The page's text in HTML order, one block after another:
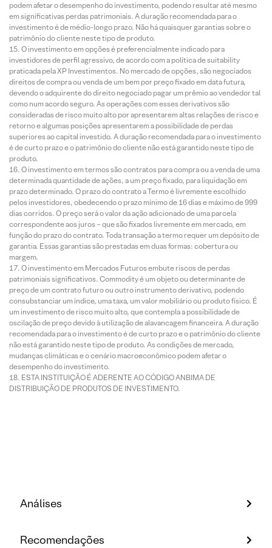
podem afetar o desempenho do investimento, podendo resultar até mesmo
em significativas perdas patrimoniais. A duração recomendada para o
investimento é de médio-longo prazo. Não há quaisquer garantias sobre o
patrimônio do cliente neste tipo de produto.
O investimento em opções é preferencialmente indicado para
investidores de perfil agressivo, de acordo com a política de suitability
praticada pela XP Investimentos. No mercado de opções, são negociados
direitos de compra ou venda de um bem por preço fixado em data futura,
devendo o adquirente do direito negociado pagar um prêmio ao vendedor tal
como num acordo seguro. As operações com esses derivativos são
consideradas de risco muito alto por apresentarem altas relações de risco e
retorno e algumas posições apresentarem a possibilidade de perdas
superiores ao capital investido. A duração recomendada para o investimento
é de curto prazo e o patrimônio do cliente não está garantido neste tipo de
produto.
O investimento em termos são contratos para compra ou a venda de uma
determinada quantidade de ações, a um preço fixado, para liquidação em
prazo determinado. O prazo do contrato a Termo é livremente escolhido
pelos investidores, obedecendo o prazo mínimo de 16 dias e máximo de 999
dias corridos. O preço será o valor da ação adicionado de uma parcela
correspondente aos juros – que são fixados livremente em mercado, em
função do prazo do contrato. Toda transação a termo requer um depósito de
garantia. Essas garantias são prestadas em duas formas: cobertura ou
margem.
O investimento em Mercados Futuros embute riscos de perdas
patrimoniais significativos. Commodity é um objeto ou determinante de
preço de um contrato futuro ou outro instrumento derivativo, podendo
consubstanciar um índice, uma taxa, um valor mobiliário ou produto físico. É
um investimento de risco muito alto, que contempla a possibilidade de
oscilação de preço devido à utilização de alavancagem financeira. A duração
recomendada para o investimento é de curto prazo e o patrimônio do cliente
não está garantido neste tipo de produto. As condições de mercado,
mudanças climáticas e o cenário macroeconômico podem afetar o
desempenho do investimento.
ESTA INSTITUIÇÃO É ADERENTE AO CÓDIGO ANBIMA DE
DISTRIBUIÇÃO DE PRODUTOS DE INVESTIMENTO.
Análises
Recomendações